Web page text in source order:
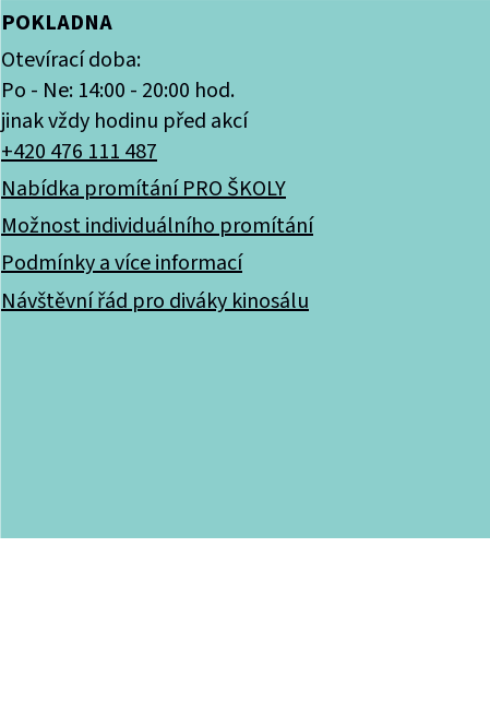
POKLADNA
Otevírací doba:
Po - Ne: 14:00 - 20:00 hod.
jinak vždy hodinu před akcí
+420 476 111 487
Nabídka promítání PRO ŠKOLY
Možnost individuálního promítání
Podmínky a více informací
Návštěvní řád pro diváky kinosálu